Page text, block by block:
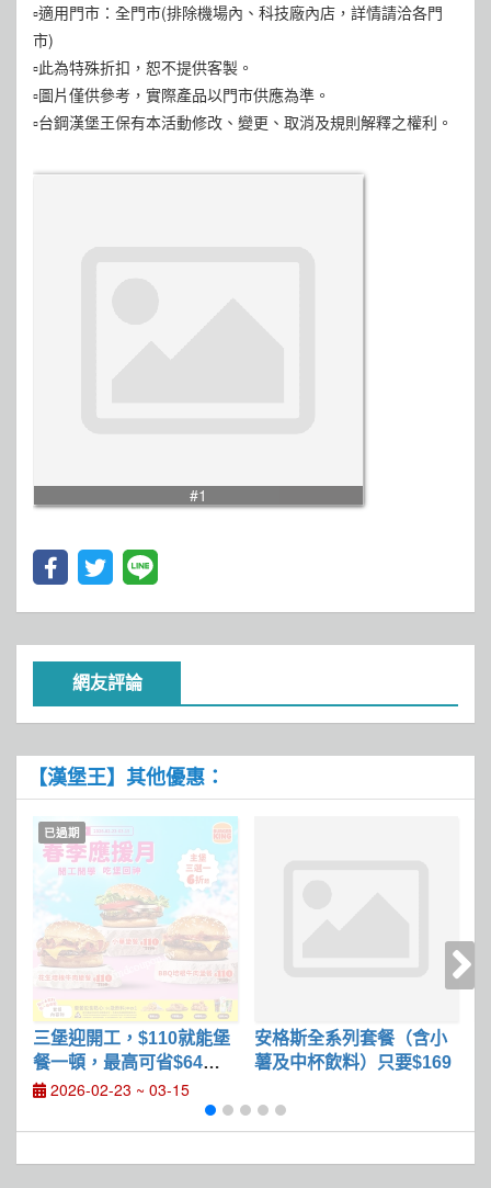
▫️適用門市：全門市(排除機場內、科技廠內店，詳情請洽各門
市)
▫️此為特殊折扣，恕不提供客製。
▫️圖片僅供參考，實際產品以門市供應為準。
▫️台鋼漢堡王保有本活動修改、變更、取消及規則解釋之權利。
#1
網友評論
【漢堡王】其他優惠：
已過期
三堡迎開工，$110就能堡
餐一頓，最高可省$64，
好康價6折起
2026-02-23 ~ 03-15
安格斯全系列套餐（含小
薯及中杯飲料）只要$169